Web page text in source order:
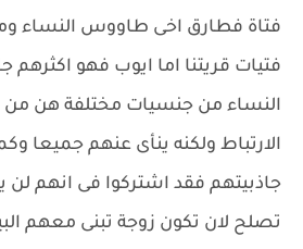
فتاة فطارق اخى طاووس النساء
فتيات قريتنا اما ايوب فهو اكثرهم
النساء من جنسيات مختلفة هن
الارتباط ولكنه ينأى عنهم جميعا
جاذبيتهم فقد اشتركوا فى انهم لن
تصلح لان تكون زوجة تبنى معهم